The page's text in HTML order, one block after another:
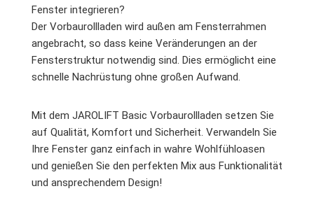
Fenster integrieren?
Der Vorbaurollladen wird außen am Fensterrahmen
angebracht, so dass keine Veränderungen an der
Fensterstruktur notwendig sind. Dies ermöglicht eine
schnelle Nachrüstung ohne großen Aufwand.
Mit dem JAROLIFT Basic Vorbaurollladen setzen Sie
auf Qualität, Komfort und Sicherheit. Verwandeln Sie
Ihre Fenster ganz einfach in wahre Wohlfühloasen
und genießen Sie den perfekten Mix aus Funktionalität
und ansprechendem Design!